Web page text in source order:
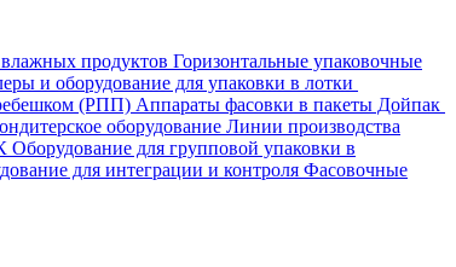
продуктов Горизонтальные упаковочные
и оборудование для упаковки в лотки
(РПП) Аппараты фасовки в пакеты Дойпак
оборудование Линии производства
Оборудование для групповой упаковки в
для интеграции и контроля Фасовочные